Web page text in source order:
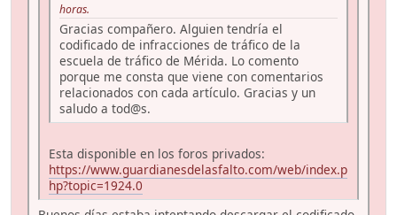
horas.
Gracias compañero. Alguien tendría el
codificado de infracciones de tráfico de la
escuela de tráfico de Mérida. Lo comento
porque me consta que viene con comentarios
relacionados con cada artículo. Gracias y un
saludo a tod@s.
Esta disponible en los foros privados:
https://www.guardianesdelasfalto.com/web/index.p
hp?topic=1924.0